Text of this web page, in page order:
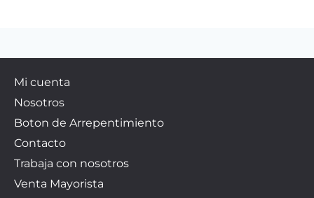
Mi cuenta
Nosotros
Boton de Arrepentimiento
Contacto
Trabaja con nosotros
Venta Mayorista